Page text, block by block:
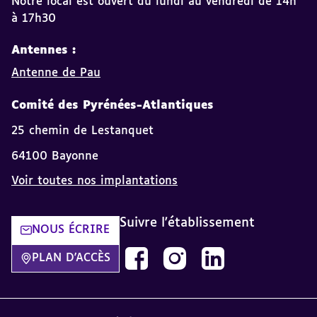
à 17h30
Antennes :
Antenne de Pau
Comité des Pyrénées-Atlantiques
25 chemin de Lestanquet
64100 Bayonne
Voir toutes nos implantations
NOUS ÉCRIRE
PLAN D'ACCÈS
Suivre l'établissement
Découvrez notre page Facebook
Découvrez notre page
Découvrez notre